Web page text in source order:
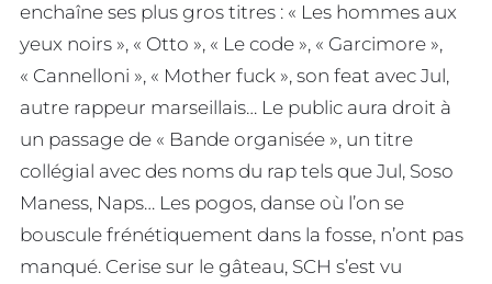
enchaîne ses plus gros titres : « Les hommes aux
yeux noirs », « Otto », « Le code », « Garcimore »,
« Cannelloni », « Mother fuck », son feat avec Jul,
autre rappeur marseillais… Le public aura droit à
un passage de « Bande organisée », un titre
collégial avec des noms du rap tels que Jul, Soso
Maness, Naps… Les pogos, danse où l’on se
bouscule frénétiquement dans la fosse, n’ont pas
manqué. Cerise sur le gâteau, SCH s’est vu